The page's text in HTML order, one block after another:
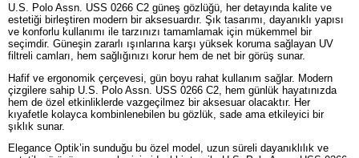
U.S. Polo Assn. USS 0266 C2 güneş gözlüğü, her detayında kalite ve
estetiği birleştiren modern bir aksesuardır. Şık tasarımı, dayanıklı yapısı
ve konforlu kullanımı ile tarzınızı tamamlamak için mükemmel bir
seçimdir. Güneşin zararlı ışınlarına karşı yüksek koruma sağlayan UV
filtreli camları, hem sağlığınızı korur hem de net bir görüş sunar.
Hafif ve ergonomik çerçevesi, gün boyu rahat kullanım sağlar. Modern
çizgilere sahip U.S. Polo Assn. USS 0266 C2, hem günlük hayatınızda
hem de özel etkinliklerde vazgeçilmez bir aksesuar olacaktır. Her
kıyafetle kolayca kombinlenebilen bu gözlük, sade ama etkileyici bir
şıklık sunar.
Elegance Optik’in sunduğu bu özel model, uzun süreli dayanıklılık ve